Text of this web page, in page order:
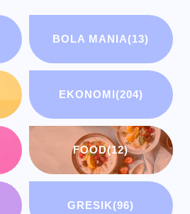
BOLA MANIA(13)
EKONOMI(204)
FOOD(12)
GRESIK(96)